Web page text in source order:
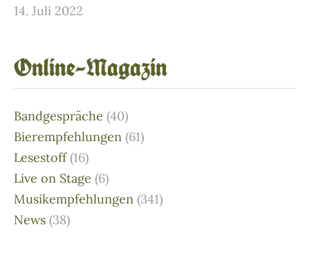
14. Juli 2022
Online–Magazin
Bandgespräche (40)
Bierempfehlungen (61)
Lesestoff(16)
Live on Stage (6)
Musikempfehlungen (341)
News (38)